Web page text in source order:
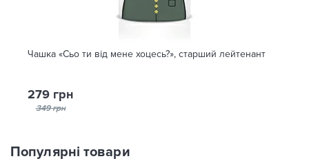
Чашка «Сьо ти від мене хоцесь?», старший лейтенант
279 грн
349 грн
Популярні товари